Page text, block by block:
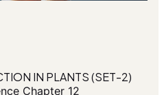
IN PLANTS (SET-2)
Chapter 12